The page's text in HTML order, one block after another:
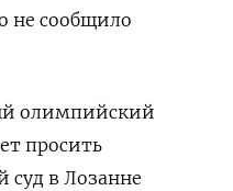
не сообщило
олимпийский
просить
в Лозанне